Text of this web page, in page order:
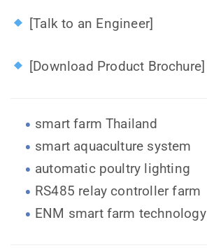
[Talk to an Engineer]
[Download Product Brochure]
smart farm Thailand
smart aquaculture system
automatic poultry lighting
RS485 relay controller farm
ENM smart farm technology